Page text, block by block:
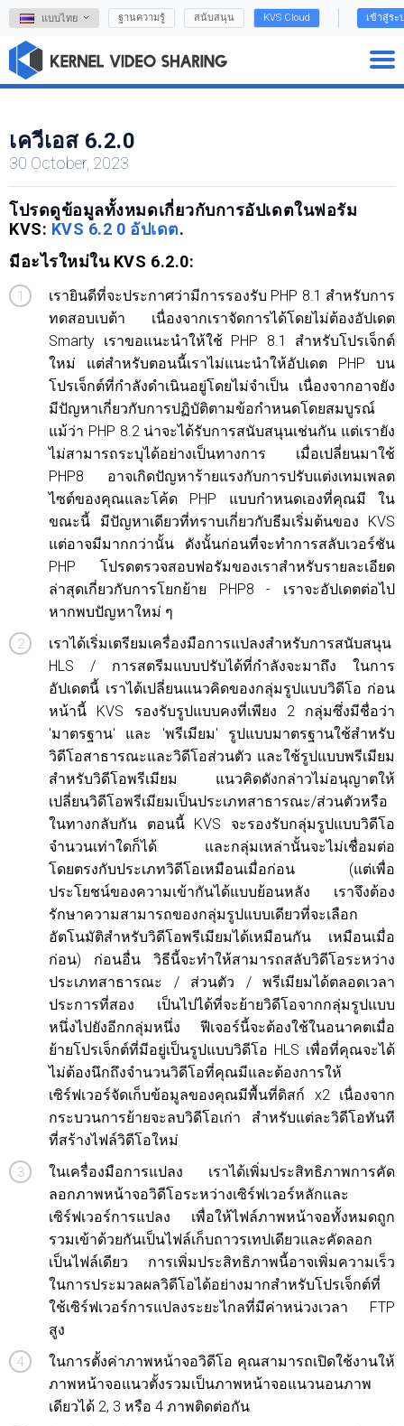
แบบไทย ฐานความรู้ สนับสนุน KVS Cloud เข้าสู่ระ
เควีเอส 6.2.0
30 October, 2023
โปรดดูข้อมูลทั้งหมดเกี่ยวกับการอัปเดตในฟอรัม
KVS: KVS 6.2 0 อัปเดต.
มีอะไรใหม่ใน KVS 6.2.0:
เรายินดีที่จะประกาศว่ามีการรองรับ PHP 8.1 สำหรับการ
ทดสอบเบต้า เนื่องจากเราจัดการได้โดยไม่ต้องอัปเดต
Smarty เราขอแนะนำให้ใช้ PHP 8.1 สำหรับโปรเจ็กต์
ใหม่ แต่สำหรับตอนนี้เราไม่แนะนำให้อัปเดต PHP บน
โปรเจ็กต์ที่กำลังดำเนินอยู่โดยไม่จำเป็น เนื่องจากอาจยัง
มีปัญหาเกี่ยวกับการปฏิบัติตามข้อกำหนดโดยสมบูรณ์
แม้ว่า PHP 8.2 น่าจะได้รับการสนับสนุนเช่นกัน แต่เรายัง
ไม่สามารถระบุได้อย่างเป็นทางการ เมื่อเปลี่ยนมาใช้
PHP8 อาจเกิดปัญหาร้ายแรงกับการปรับแต่งเทมเพลต
ไซต์ของคุณและโค้ด PHP แบบกำหนดเองที่คุณมี ใน
ขณะนี้ มีปัญหาเดียวที่ทราบเกี่ยวกับธีมเริ่มต้นของ KVS
แต่อาจมีมากกว่านั้น ดังนั้นก่อนที่จะทำการสลับเวอร์ชัน
PHP โปรดตรวจสอบฟอรัมของเราสำหรับรายละเอียด
ล่าสุดเกี่ยวกับการโยกย้าย PHP8 - เราจะอัปเดตต่อไป
หากพบปัญหาใหม่ ๆ
เราได้เริ่มเตรียมเครื่องมือการแปลงสำหรับการสนับสนุน
HLS / การสตรีมแบบปรับได้ที่กำลังจะมาถึง ในการ
อัปเดตนี้ เราได้เปลี่ยนแนวคิดของกลุ่มรูปแบบวิดีโอ ก่อน
หน้านี้ KVS รองรับรูปแบบคงที่เพียง 2 กลุ่มซึ่งมีชื่อว่า
'มาตรฐาน' และ 'พรีเมียม' รูปแบบมาตรฐานใช้สำหรับ
วิดีโอสาธารณะและวิดีโอส่วนตัว และใช้รูปแบบพรีเมียม
สำหรับวิดีโอพรีเมียม แนวคิดดังกล่าวไม่อนุญาตให้
เปลี่ยนวิดีโอพรีเมียมเป็นประเภทสาธารณะ/ส่วนตัวหรือ
ในทางกลับกัน ตอนนี้ KVS จะรองรับกลุ่มรูปแบบวิดีโอ
จำนวนเท่าใดก็ได้ และกลุ่มเหล่านั้นจะไม่เชื่อมต่อ
โดยตรงกับประเภทวิดีโอเหมือนเมื่อก่อน (แต่เพื่อ
ประโยชน์ของความเข้ากันได้แบบย้อนหลัง เราจึงต้อง
รักษาความสามารถของกลุ่มรูปแบบเดียวที่จะเลือก
อัตโนมัติสำหรับวิดีโอพรีเมียมได้เหมือนกัน เหมือนเมื่อ
ก่อน) ก่อนอื่น วิธีนี้จะทำให้สามารถสลับวิดีโอระหว่าง
ประเภทสาธารณะ / ส่วนตัว / พรีเมียมได้ตลอดเวลา
ประการที่สอง เป็นไปได้ที่จะย้ายวิดีโอจากกลุ่มรูปแบบ
หนึ่งไปยังอีกกลุ่มหนึ่ง ฟีเจอร์นี้จะต้องใช้ในอนาคตเมื่อ
ย้ายโปรเจ็กต์ที่มีอยู่เป็นรูปแบบวิดีโอ HLS เพื่อที่คุณจะได้
ไม่ต้องนึกถึงจำนวนวิดีโอที่คุณมีและต้องการให้
เซิร์ฟเวอร์จัดเก็บข้อมูลของคุณมีพื้นที่ดิสก์ x2 เนื่องจาก
กระบวนการย้ายจะลบวิดีโอเก่า สำหรับแต่ละวิดีโอทันที
ที่สร้างไฟล์วิดีโอใหม่
ในเครื่องมือการแปลง เราได้เพิ่มประสิทธิภาพการคัด
ลอกภาพหน้าจอวิดีโอระหว่างเซิร์ฟเวอร์หลักและ
เซิร์ฟเวอร์การแปลง เพื่อให้ไฟล์ภาพหน้าจอทั้งหมดถูก
รวมเข้าด้วยกันเป็นไฟล์เก็บถาวรเทปเดียวและคัดลอก
เป็นไฟล์เดียว การเพิ่มประสิทธิภาพนี้อาจเพิ่มความเร็ว
ในการประมวลผลวิดีโอได้อย่างมากสำหรับโปรเจ็กต์ที่
ใช้เซิร์ฟเวอร์การแปลงระยะไกลที่มีค่าหน่วงเวลา FTP
สูง
ในการตั้งค่าภาพหน้าจอวิดีโอ คุณสามารถเปิดใช้งานให้
ภาพหน้าจอแนวตั้งรวมเป็นภาพหน้าจอแนวนอนภาพ
เดียวได้ 2, 3 หรือ 4 ภาพติดต่อกัน